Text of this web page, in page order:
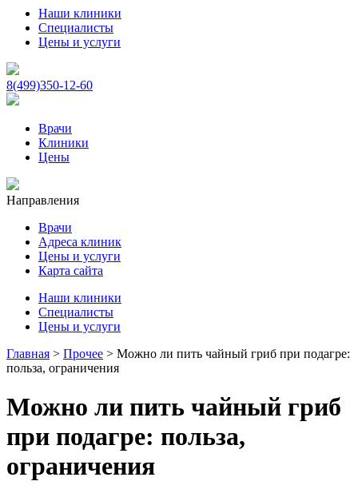
Наши клиники
Специалисты
Цены и услуги
8(499)350-12-60
Врачи
Клиники
Цены
Направления
Врачи
Адреса клиник
Цены и услуги
Карта сайта
Наши клиники
Специалисты
Цены и услуги
Главная > Прочее > Можно ли пить чайный гриб при подагре:
польза, ограничения
Можно ли пить чайный гриб
при подагре: польза,
ограничения